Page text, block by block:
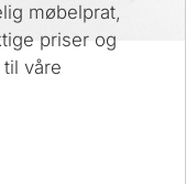
møbelprat,
priser og
våre